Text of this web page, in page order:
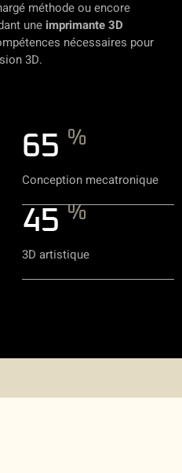
méthode ou encore
une imprimante 3D
nécessaires pour
3D.
65 %
Conception mecatronique
45 %
3D artistique